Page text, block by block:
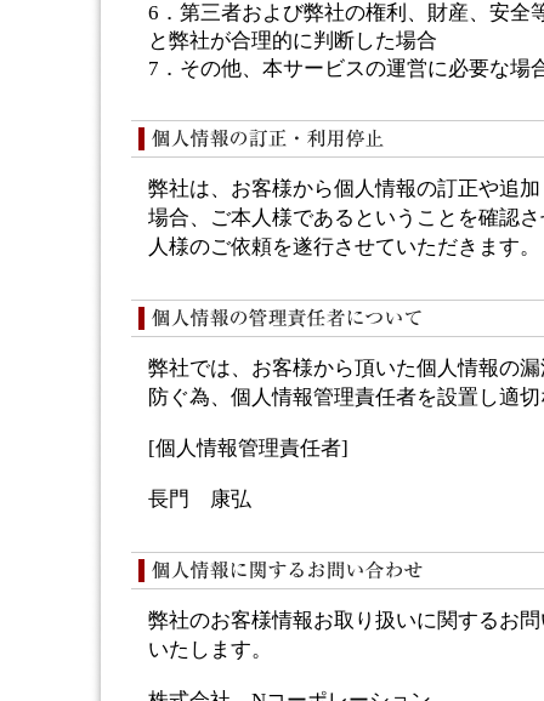
6．第三者および弊社の権利、財産、安全
と弊社が合理的に判断した場合
7．その他、本サービスの運営に必要な場
弊社は、お客様から個人情報の訂正や追
場合、ご本人様であるということを確認
人様のご依頼を遂行させていただきます。
弊社では、お客様から頂いた個人情報の
防ぐ為、個人情報管理責任者を設置し適
[個人情報管理責任者]
長門 康弘
弊社のお客様情報お取り扱いに関するお
いたします。